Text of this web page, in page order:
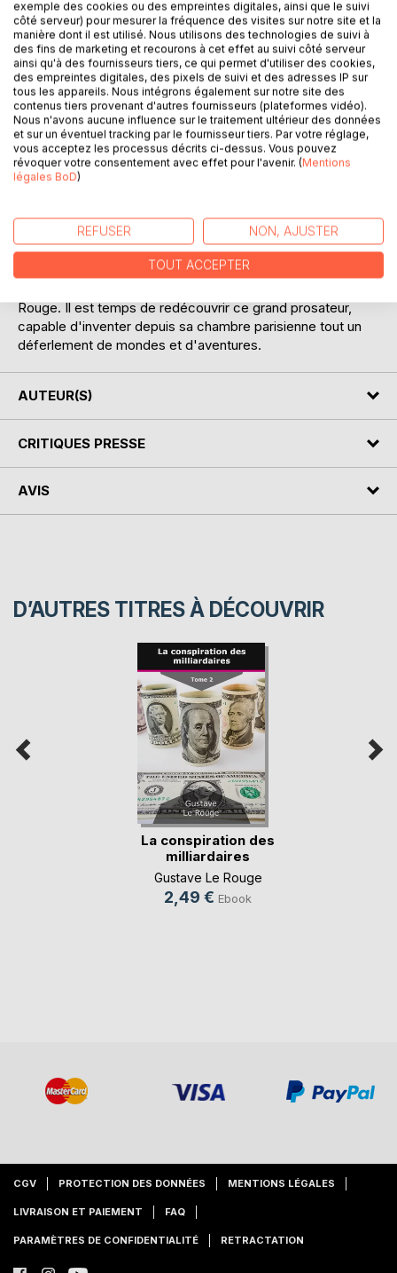
DESCRIPTION
"C'était de l'équilibrisme et de la prestidigitation. Ce
jongleur était un très grand poète anti-poétique, et je
donne la prose et les vers de Stéphane Mallarmé pour,
notamment, une de ses plaquettes éphémères intitulée"
100 recettes pour accommoder les restes" qui se vendait
banlieusards, précis d'ingéniosité utilitaire, parfait manuel
du système "D" et, en outre, le plus exquis recueil de
poèmes en prose de la littérature française."
Rouge. Il est temps de redécouvrir ce grand prosateur,
capable d'inventer depuis sa chambre parisienne tout un
déferlement de mondes et d'aventures.
AUTEUR(S)
CRITIQUES PRESSE
AVIS
D’AUTRES TITRES À DÉCOUVRIR
La conspiration des
milliardaires
Gustave Le Rouge
2,49 € Ebook
CGV PROTECTION DES DONNÉES MENTIONS LÉGALES
LIVRAISON ET PAIEMENT FAQ
PARAMÈTRES DE CONFIDENTIALITÉ RETRACTATION
exemple des cookies ou des empreintes digitales, ainsi que le suivi
côté serveur) pour mesurer la fréquence des visites sur notre site et la
manière dont il est utilisé. Nous utilisons des technologies de suivi à
des fins de marketing et recourons à cet effet au suivi côté serveur
ainsi qu'à des fournisseurs tiers, ce qui permet d'utiliser des cookies,
des empreintes digitales, des pixels de suivi et des adresses IP sur
tous les appareils. Nous intégrons également sur notre site des
contenus tiers provenant d'autres fournisseurs (plateformes vidéo).
Nous n'avons aucune influence sur le traitement ultérieur des données
et sur un éventuel tracking par le fournisseur tiers. Par votre réglage,
vous acceptez les processus décrits ci-dessus. Vous pouvez
révoquer votre consentement avec effet pour l'avenir. (Mentions
légales BoD)
REFUSER NON, AJUSTER
TOUT ACCEPTER